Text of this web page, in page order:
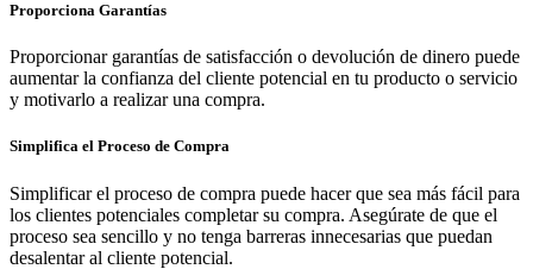
Proporciona Garantías
Proporcionar garantías de satisfacción o devolución de dinero puede
aumentar la confianza del cliente potencial en tu producto o servicio
y motivarlo a realizar una compra.
Simplifica el Proceso de Compra
Simplificar el proceso de compra puede hacer que sea más fácil para
los clientes potenciales completar su compra. Asegúrate de que el
proceso sea sencillo y no tenga barreras innecesarias que puedan
desalentar al cliente potencial.